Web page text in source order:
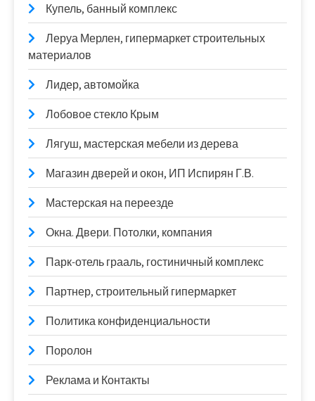
Купель, банный комплекс
Леруа Мерлен, гипермаркет строительных
материалов
Лидер, автомойка
Лобовое стекло Крым
Лягуш, мастерская мебели из дерева
Магазин дверей и окон, ИП Испирян Г.В.
Мастерская на переезде
Окна. Двери. Потолки, компания
Парк-отель грааль, гостиничный комплекс
Партнер, строительный гипермаркет
Политика конфиденциальности
Поролон
Реклама и Контакты